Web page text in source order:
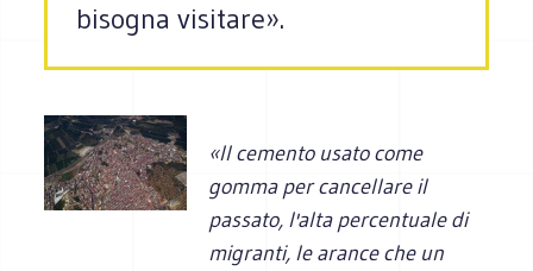
bisogna visitare».
«Il cemento usato come
gomma per cancellare il
passato, l'alta percentuale di
migranti, le arance che un